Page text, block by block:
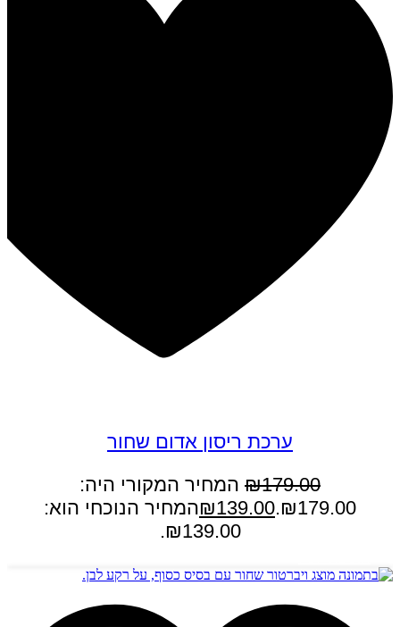
ערכת ריסון אדום שחור
₪179.00
המחיר המקורי היה:
₪179.00.
₪139.00
המחיר הנוכחי הוא:
₪139.00.